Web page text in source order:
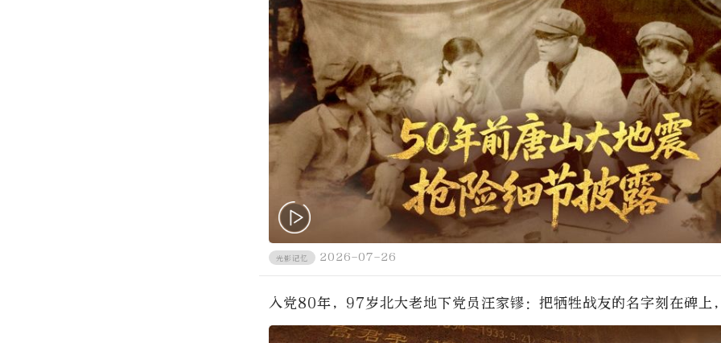
光影记忆 2026-07-26
入党80年，97岁北大老地下党员汪家镠：把牺牲战友的名字刻在碑上